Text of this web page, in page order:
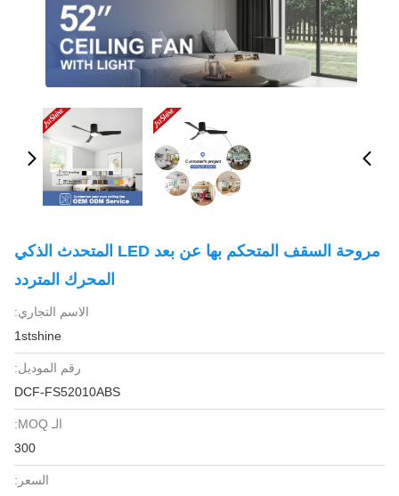
مروحة السقف المتحكم بها عن بعد LED المتحدث الذكي
المحرك المتردد
الاسم التجاري:
1stshine
رقم الموديل:
DCF-FS52010ABS
الـ MOQ:
300
السعر: